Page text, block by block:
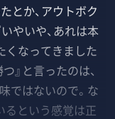
とか、アウトボク
やいや、あれは本
くなってきました
』と言ったのは、
ではないので。な
るという感覚は正